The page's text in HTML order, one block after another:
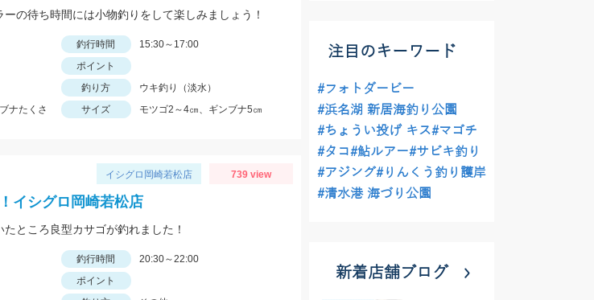
の待ち時間には小物釣りをして楽しみましょう！
釣行時間
15:30～17:00
ポイント
釣り方
ウキ釣り（淡水）
ナたくさ
サイズ モツゴ2～4㎝、ギンブナ5㎝
イシグロ岡崎若松店 739 view
イシグロ岡崎若松店
ところ良型カサゴが釣れました！
釣行時間
20:30～22:00
ポイント
注目のキーワード
#フォトダービー
#浜名湖 新居海釣り公園
#ちょうい投げ キス#マゴチ
#タコ#鮎ルアー#サビキ釣り
#アジング#りんくう釣り護岸
#清水港 海づり公園
新着店舗ブログ